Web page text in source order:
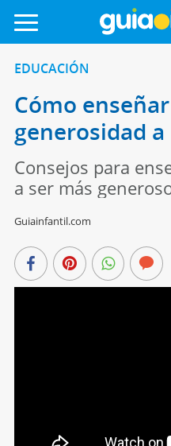
EDUCACIÓN
Cómo
generosidad
Consejos para
a ser más
Guiainfantil.com